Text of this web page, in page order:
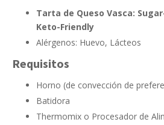
Tarta de Queso Vasca:
Keto-Friendly
Alérgenos: Huevo, Lácteos
Requisitos
Horno (de convección de
Batidora
Thermomix o Procesador de